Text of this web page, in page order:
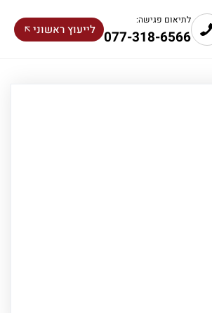
לתיאום פגישה:
077-318-6566 לייעוץ ראשוני